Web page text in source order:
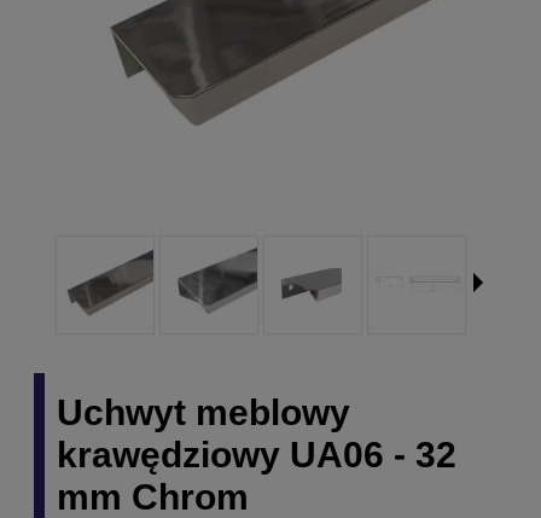
Uchwyt meblowy
krawędziowy UA06 - 32
mm Chrom